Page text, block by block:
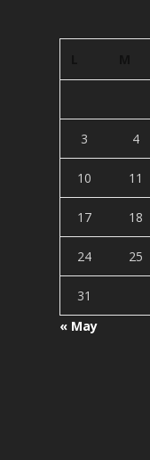
3 4
10 11
17 18
24 25
31
« May